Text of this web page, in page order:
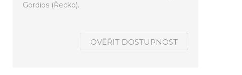
Gordios (Řecko).
OVĚŘIT DOSTUPNOST